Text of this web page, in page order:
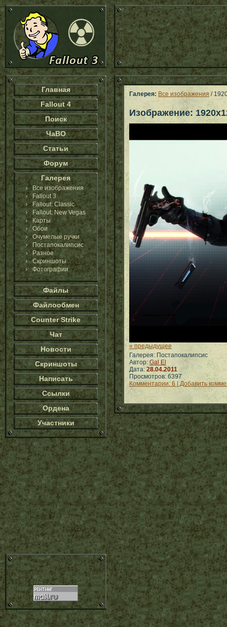
Главная
Fallout 4
Поиск
ЧаВО
Статьи
Форум
Галерея
Все изображения
Fallout 3
Fallout: Classic
Fallout: New Vegas
Карты
Обои
Очумелые ручки
Постапокалипсис
Разное
Скриншоты
Фотографии
Файлы
Файлообмен
Counter Strike
Чат
Новости
Скриншоты
Написать
Ссылки
Ордена
Участники
Галерея: Все изображения /
Изображение:
« предыдущее
Галерея: Постапокалипсис
Автор: Gal El
Дата: 28.04.2011
Просмотров: 6397
Комментарии: 6 | Добавить